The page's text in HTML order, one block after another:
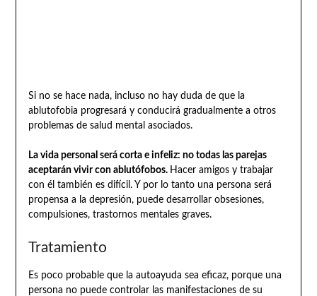
Si no se hace nada, incluso no hay duda de que la
ablutofobia progresará y conducirá gradualmente a otros
problemas de salud mental asociados.
La vida personal será corta e infeliz: no todas las parejas
aceptarán vivir con ablutófobos. Hacer amigos y trabajar
con él también es difícil. Y por lo tanto una persona será
propensa a la depresión, puede desarrollar obsesiones,
compulsiones, trastornos mentales graves.
Tratamiento
Es poco probable que la autoayuda sea eficaz, porque una
persona no puede controlar las manifestaciones de su